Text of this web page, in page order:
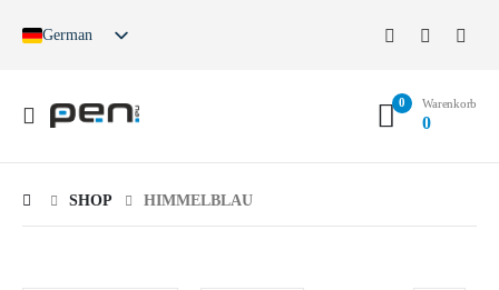
German
Spanish
0 Warenkorb
0
SHOP HIMMELBLAU